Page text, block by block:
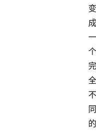
变
成
一
个
完
全
不
同
的